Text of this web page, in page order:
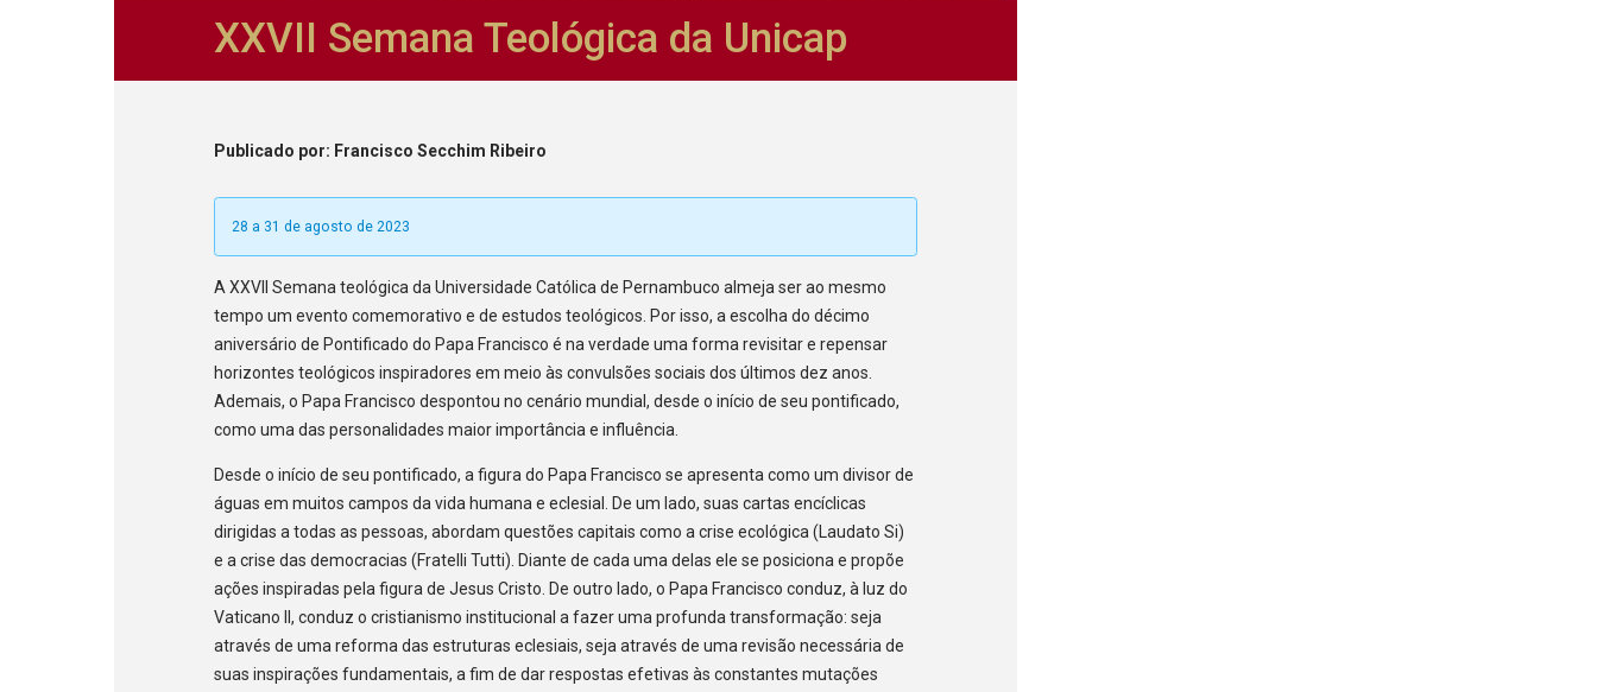
XXVII Semana Teológica da Unicap
Publicado por: Francisco Secchim Ribeiro
28 a 31 de agosto de 2023
A XXVII Semana teológica da Universidade Católica de Pernambuco almeja ser ao mesmo
tempo um evento comemorativo e de estudos teológicos. Por isso, a escolha do décimo
aniversário de Pontificado do Papa Francisco é na verdade uma forma revisitar e repensar
horizontes teológicos inspiradores em meio às convulsões sociais dos últimos dez anos.
Ademais, o Papa Francisco despontou no cenário mundial, desde o início de seu pontificado,
como uma das personalidades maior importância e influência.
Desde o início de seu pontificado, a figura do Papa Francisco se apresenta como um divisor de
águas em muitos campos da vida humana e eclesial. De um lado, suas cartas encíclicas
dirigidas a todas as pessoas, abordam questões capitais como a crise ecológica (Laudato Si)
e a crise das democracias (Fratelli Tutti). Diante de cada uma delas ele se posiciona e propõe
ações inspiradas pela figura de Jesus Cristo. De outro lado, o Papa Francisco conduz, à luz do
Vaticano II, conduz o cristianismo institucional a fazer uma profunda transformação: seja
através de uma reforma das estruturas eclesiais, seja através de uma revisão necessária de
suas inspirações fundamentais, a fim de dar respostas efetivas às constantes mutações